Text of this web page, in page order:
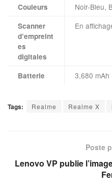
Couleurs Noir-Bleu,
Scanner
d’empreint
es
digitales
En
Batterie 3,680 mAh
Tags: Realme Realme X
Poste
Lenovo VP publie